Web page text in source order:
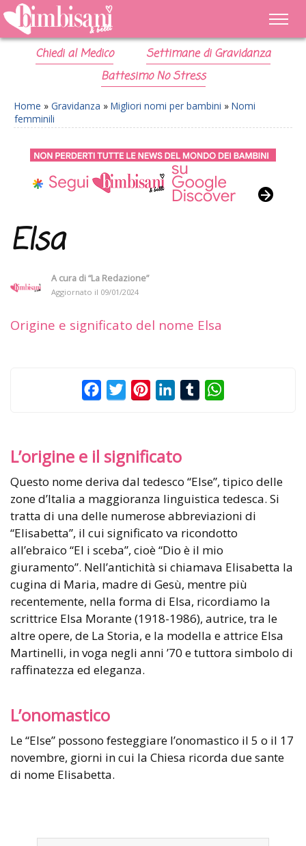
Chiedi al Medico
Settimane di Gravidanza
Battesimo No Stress
Home » Gravidanza » Migliori nomi per bambini » Nomi
femminili
Elsa
A cura di“La Redazione”
Aggiornato il 09/01/2024
Origine e significato del nome Elsa
FacebookTwitterPinterestLinkedInTumblr
L’origine e il significato
Questo nome deriva dal tedesco “Else”, tipico delle
zone d’Italia a maggioranza linguistica tedesca. Si
tratta di una delle numerose abbreviazioni di
“Elisabetta”, il cui significato va ricondotto
all’ebraico “El i sceba”, cioè “Dio è il mio
giuramento”. Nell’antichità si chiamava Elisabetta la
cugina di Maria, madre di Gesù, mentre più
recentemente, nella forma di Elsa, ricordiamo la
scrittrice Elsa Morante (1918-1986), autrice, tra le
altre opere, de La Storia, e la modella e attrice Elsa
Martinelli, in voga negli anni ’70 e tuttora simbolo di
raffinatezza ed eleganza.
L’onomastico
Le “Else” possono festeggiare l’onomastico il 5 o il 17
novembre, giorni in cui la Chiesa ricorda due sante
di nome Elisabetta.